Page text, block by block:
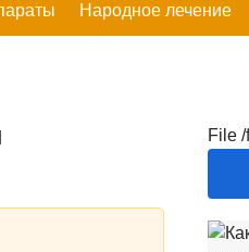
Народное лечение
File